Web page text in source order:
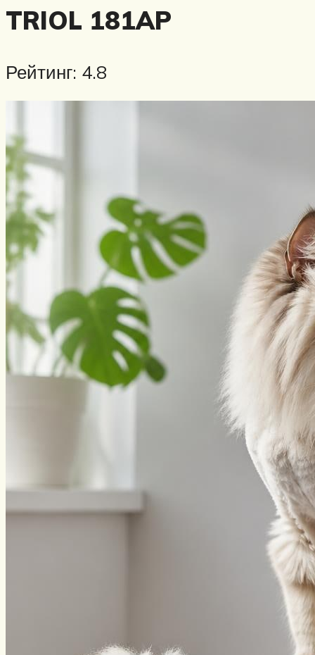
TRIOL 181AP
Рейтинг: 4.8